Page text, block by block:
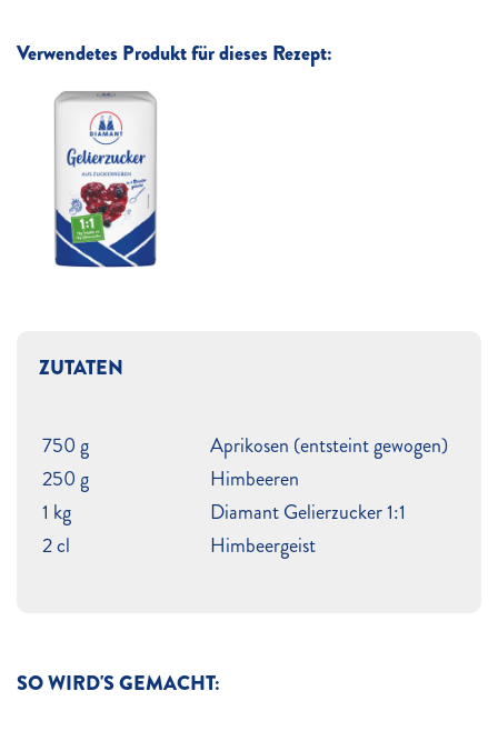
Verwendetes Produkt für dieses Rezept:
SO WIRD'S GEMACHT:
ZUTATEN
750 g
Aprikosen (entsteint gewogen)
250 g
Himbeeren
1 kg
Diamant Gelierzucker 1:1
2 cl
Himbeergeist